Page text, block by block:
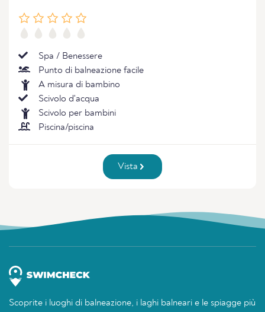
Spa / Benessere
Punto di balneazione facile
A misura di bambino
Scivolo d'acqua
Scivolo per bambini
Piscina/piscina
Vista
Scoprite i luoghi di balneazione, i laghi balneari e le spiagge più